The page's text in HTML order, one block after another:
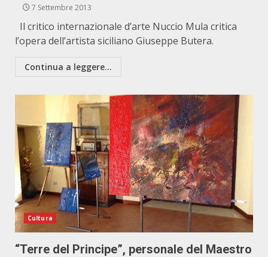
7 Settembre 2013
Il critico internazionale d’arte Nuccio Mula critica
l’opera dell’artista siciliano Giuseppe Butera.
Continua a leggere...
Cultura
“Terre del Principe”, personale del Maestro